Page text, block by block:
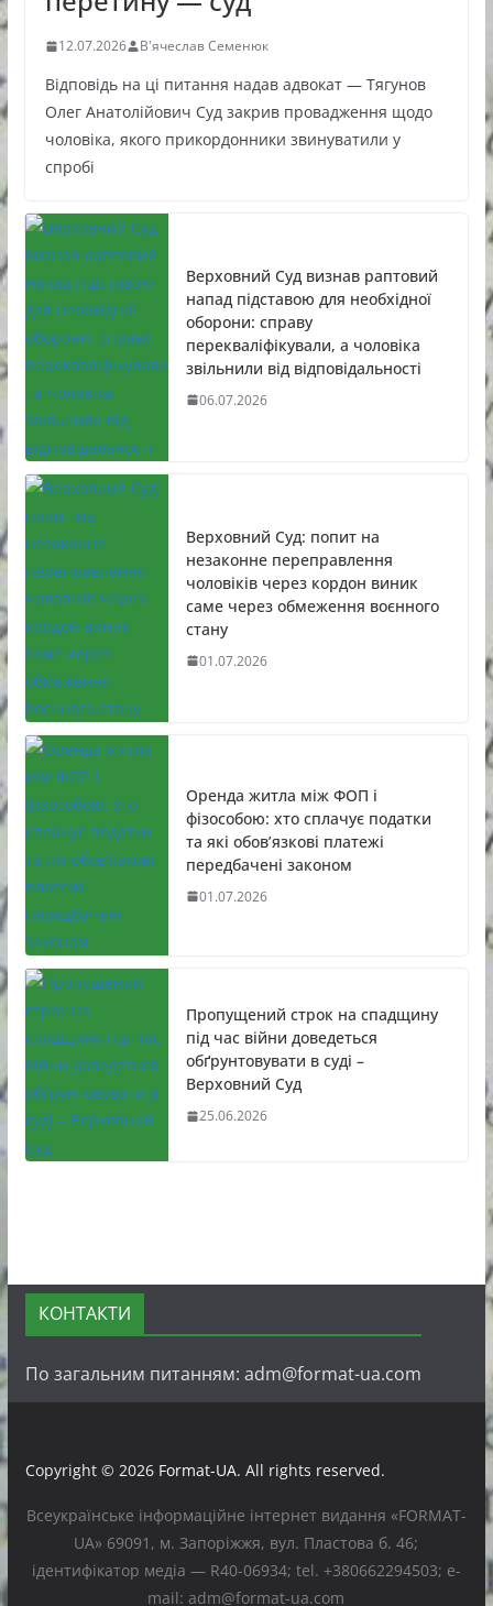
12.07.2026 В'ячеслав Семенюк
Відповідь на ці питання надав адвокат — Тягунов
Олег Анатолійович Суд закрив провадження щодо
чоловіка, якого прикордонники звинуватили у
спробі
Верховний Суд визнав раптовий
напад підставою для необхідної
оборони: справу
перекваліфікували, а чоловіка
звільнили від відповідальності
06.07.2026
Верховний Суд: попит на
незаконне переправлення
чоловіків через кордон виник
саме через обмеження воєнного
стану
01.07.2026
Оренда житла між ФОП і
фізособою: хто сплачує податки
та які обов’язкові платежі
передбачені законом
01.07.2026
Пропущений строк на спадщину
під час війни доведеться
обґрунтовувати в суді –
Верховний Суд
25.06.2026
КОНТАКТИ
По загальним питанням: adm@format-ua.com
Copyright © 2026 Format-UA. All rights reserved.
Всеукраїнське інформаційне інтернет видання «FORMAT-
UA» 69091, м. Запоріжжя, вул. Пластова б. 46;
ідентифікатор медіа — R40-06934; tel. +380662294503; e-
mail: adm@format-ua.com